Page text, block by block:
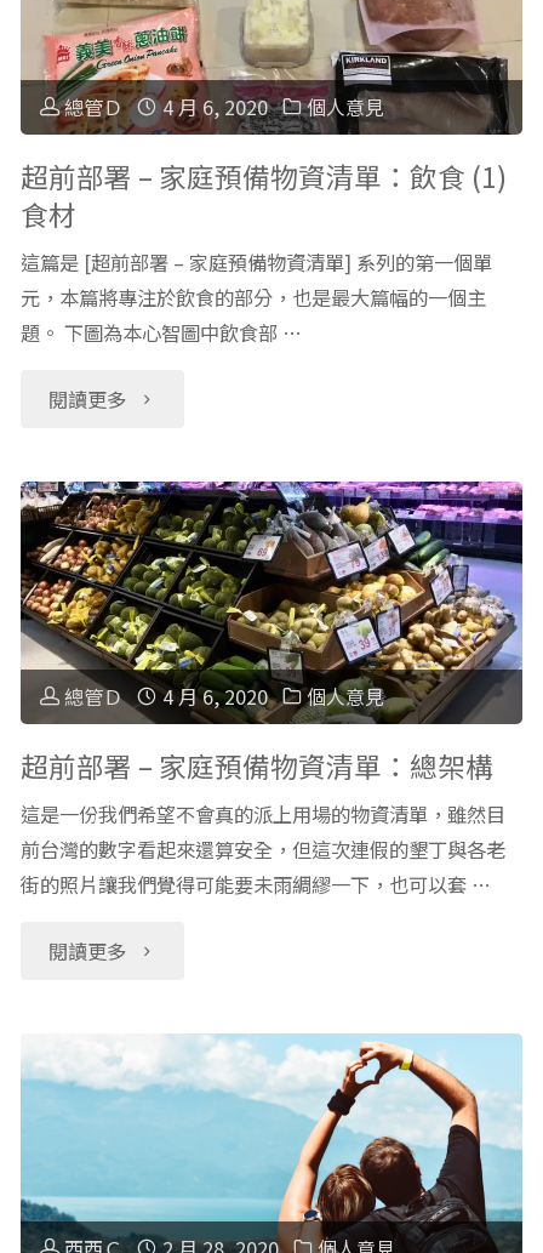
急
醫
–
家
備
物
資
單：
飲
食
(2)
品、
品、
（非）
需
總管Ｄ 4 月 6, 2020 個人意見
超前部署 – 家庭預備物資清單：飲食 (1)
食材
這篇是 [超前部署 – 家庭預備物資清單] 系列的第一個單
元，本篇將專注於飲食的部分，也是最大篇幅的一個主
題。 下圖為本心智圖中飲食部 …
閱讀更多
"超
部
署
–
家
預
備
單：
食
總管Ｄ 4 月 6, 2020 個人意見
超前部署 – 家庭預備物資清單：總架構
這是一份我們希望不會真的派上用場的物資清單，雖然目
前台灣的數字看起來還算安全，但這次連假的墾丁與各老
街的照片讓我們覺得可能要未雨綢繆一下，也可以套 …
閱讀更多
"超
部
家